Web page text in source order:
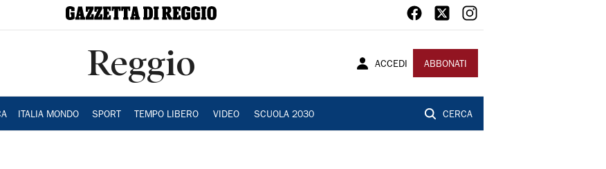
Reggio ACCEDI ABBONATI
ITALIA MONDO SPORT TEMPO LIBERO VIDEO SCUOLA 2030 CERCA